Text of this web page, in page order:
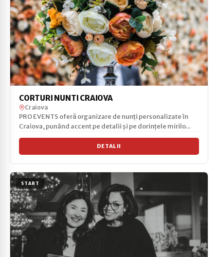
CORTURI NUNTI CRAIOVA
Craiova
PRO EVENTS oferă organizare de nunți personalizate în
Craiova, punând accent pe detalii și pe dorințele mirilo...
DETALII
START